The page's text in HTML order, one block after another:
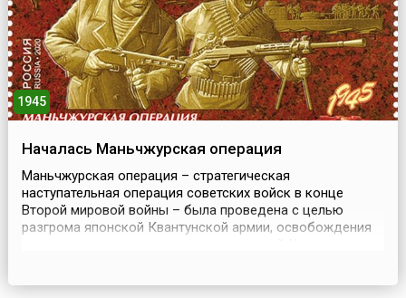
1945
Началась Маньчжурская операция
Маньчжурская операция – стратегическая
наступательная операция советских войск в конце
Второй мировой войны – была проведена с целью
разгрома японской Квантунской армии, освобождения